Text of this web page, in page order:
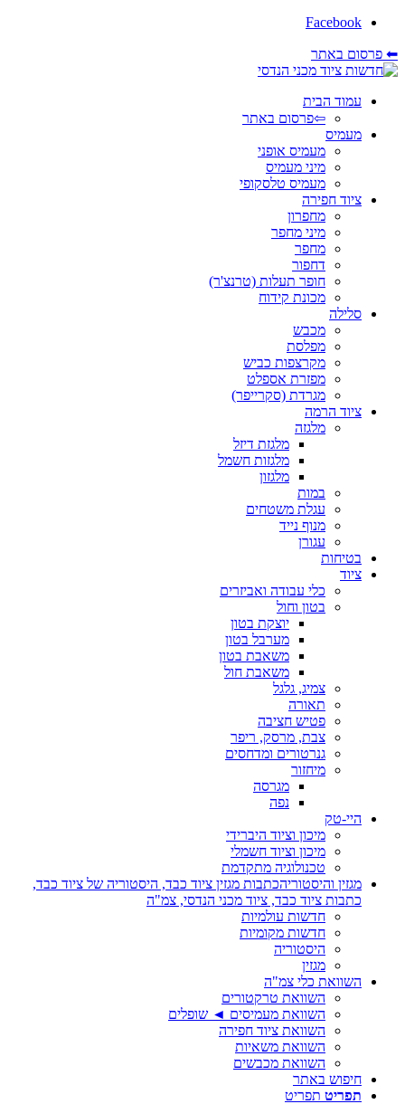
Facebook
⬅ פרסום באתר
עמוד הבית
⇦פרסום באתר
מעמיס
מעמיס אופני
מיני מעמיס
מעמיס טלסקופי
ציוד חפירה
מחפרון
מיני מחפר
מחפר
דחפור
חופר תעלות (טרנצ'ר)
מכונת קידוח
סלילה
מכבש
מפלסת
מקרצפות כביש
מפזרת אספלט
מגרדת (סקרייפר)
ציוד הרמה
מלגזה
מלגזת דיזל
מלגזות חשמל
מלגזון
במות
עגלת משטחים
מנוף נייד
עגורן
בטיחות
ציוד
כלי עבודה ואביזרים
בטון וחול
יוצקת בטון
מערבל בטון
משאבת בטון
משאבת חול
צמיג, גלגל
תאורה
פטיש חציבה
צבת, מרסק, ריפר
גנרטורים ומדחסים
מיחזור
מגרסה
נפה
היי-טק
מיכון וציוד היברידי
מיכון וציוד חשמלי
טכנולוגיה מתקדמת
מגזין והיסטוריהכתבות מגזין ציוד כבד, היסטוריה של ציוד כבד,
כתבות ציוד כבד, ציוד מכני הנדסי, צמ"ה
חדשות עולמיות
חדשות מקומיות
היסטוריה
מגזין
השוואת כלי צמ"ה
השוואת טרקטורים
השוואת מעמיסים ◄ שופלים
השוואת ציוד חפירה
השוואת משאיות
השוואת מכבשים
חיפוש באתר
תפריט תפריט